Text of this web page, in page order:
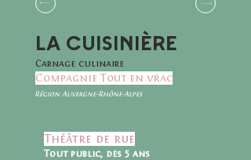
LA CUISINIÈRE
Carnage culinaire
Compagnie Tout en vrac
Région Auvergne-Rhône-Alpes
Théâtre de rue
Tout public, dès 5 ans